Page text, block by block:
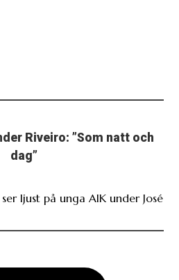
Riveiro: ”Som natt och
dag”
ljust på unga AIK under José